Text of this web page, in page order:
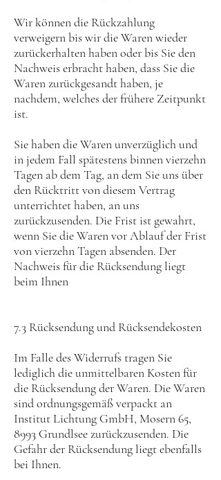
Wir können die Rückzahlung
verweigern bis wir die Waren wieder
zurückerhalten haben oder bis Sie den
Nachweis erbracht haben, dass Sie die
Waren zurückgesandt haben, je
nachdem, welches der frühere Zeitpunkt
ist.
Sie haben die Waren unverzüglich und
in jedem Fall spätestens binnen vierzehn
Tagen ab dem Tag, an dem Sie uns über
den Rücktritt von diesem Vertrag
unterrichtet haben, an uns
zurückzusenden. Die Frist ist gewahrt,
wenn Sie die Waren vor Ablauf der Frist
von vierzehn Tagen absenden. Der
Nachweis für die Rücksendung liegt
beim Ihnen
7.3 Rücksendung und Rücksendekosten
Im Falle des Widerrufs tragen Sie
lediglich die unmittelbaren Kosten für
die Rücksendung der Waren. Die Waren
sind ordnungsgemäß verpackt an
Institut Lichtung GmbH, Mosern 65,
8993 Grundlsee zurückzusenden. Die
Gefahr der Rücksendung liegt ebenfalls
bei Ihnen.